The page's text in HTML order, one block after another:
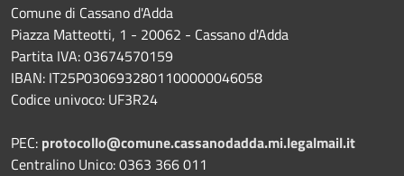
Comune di Cassano d'Adda
Piazza Matteotti, 1 - 20062 - Cassano d'Adda
Partita IVA: 03674570159
IBAN: IT25P0306932801100000046058
Codice univoco: UF3R24
PEC: protocollo@comune.cassanodadda.mi.legalmail.it
Centralino Unico: 0363 366 011